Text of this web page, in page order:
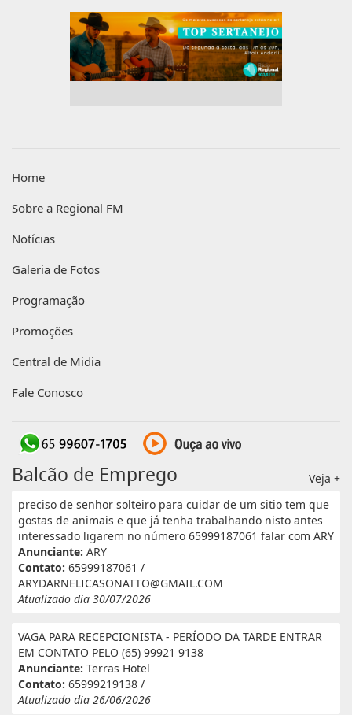
Home
Sobre a Regional FM
Notícias
Galeria de Fotos
Programação
Promoções
Central de Midia
Fale Conosco
Balcão de Emprego
Veja +
preciso de senhor solteiro para cuidar de um sitio tem que
gostas de animais e que já tenha trabalhando nisto antes
interessado ligarem no número 65999187061 falar com ARY
Anunciante: ARY
Contato: 65999187061 /
ARYDARNELICASONATTO@GMAIL.COM
Atualizado dia 30/07/2026
VAGA PARA RECEPCIONISTA - PERÍODO DA TARDE ENTRAR
EM CONTATO PELO (65) 99921 9138
Anunciante: Terras Hotel
Contato: 65999219138 /
Atualizado dia 26/06/2026